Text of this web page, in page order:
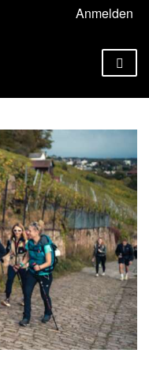
Anmelden